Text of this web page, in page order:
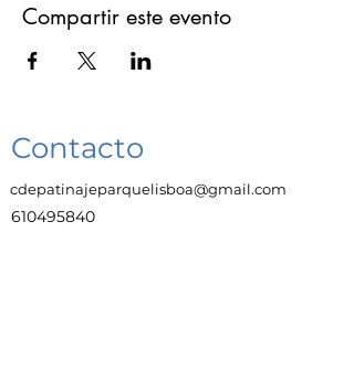
Compartir este evento
Contacto
cdepatinajeparquelisboa@gmail.com
610495840